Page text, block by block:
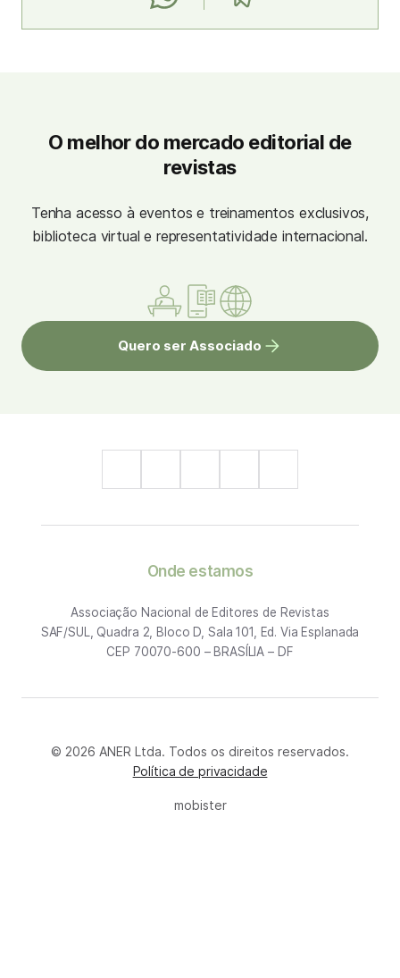
O melhor do mercado editorial de
revistas
Tenha acesso à eventos e treinamentos exclusivos,
biblioteca virtual e representatividade internacional.
Quero ser Associado
Onde estamos
Associação Nacional de Editores de Revistas
SAF/SUL, Quadra 2, Bloco D, Sala 101, Ed. Via Esplanada
CEP 70070-600 – BRASÍLIA – DF
© 2026 ANER Ltda. Todos os direitos reservados.
Política de privacidade
mobister